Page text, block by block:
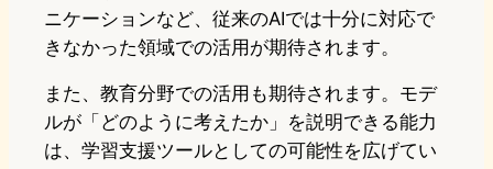
ニケーションなど、従来のAIでは十分に対応で
きなかった領域での活用が期待されます。
また、教育分野での活用も期待されます。モデ
ルが「どのように考えたか」を説明できる能力
は、学習支援ツールとしての可能性を広げてい